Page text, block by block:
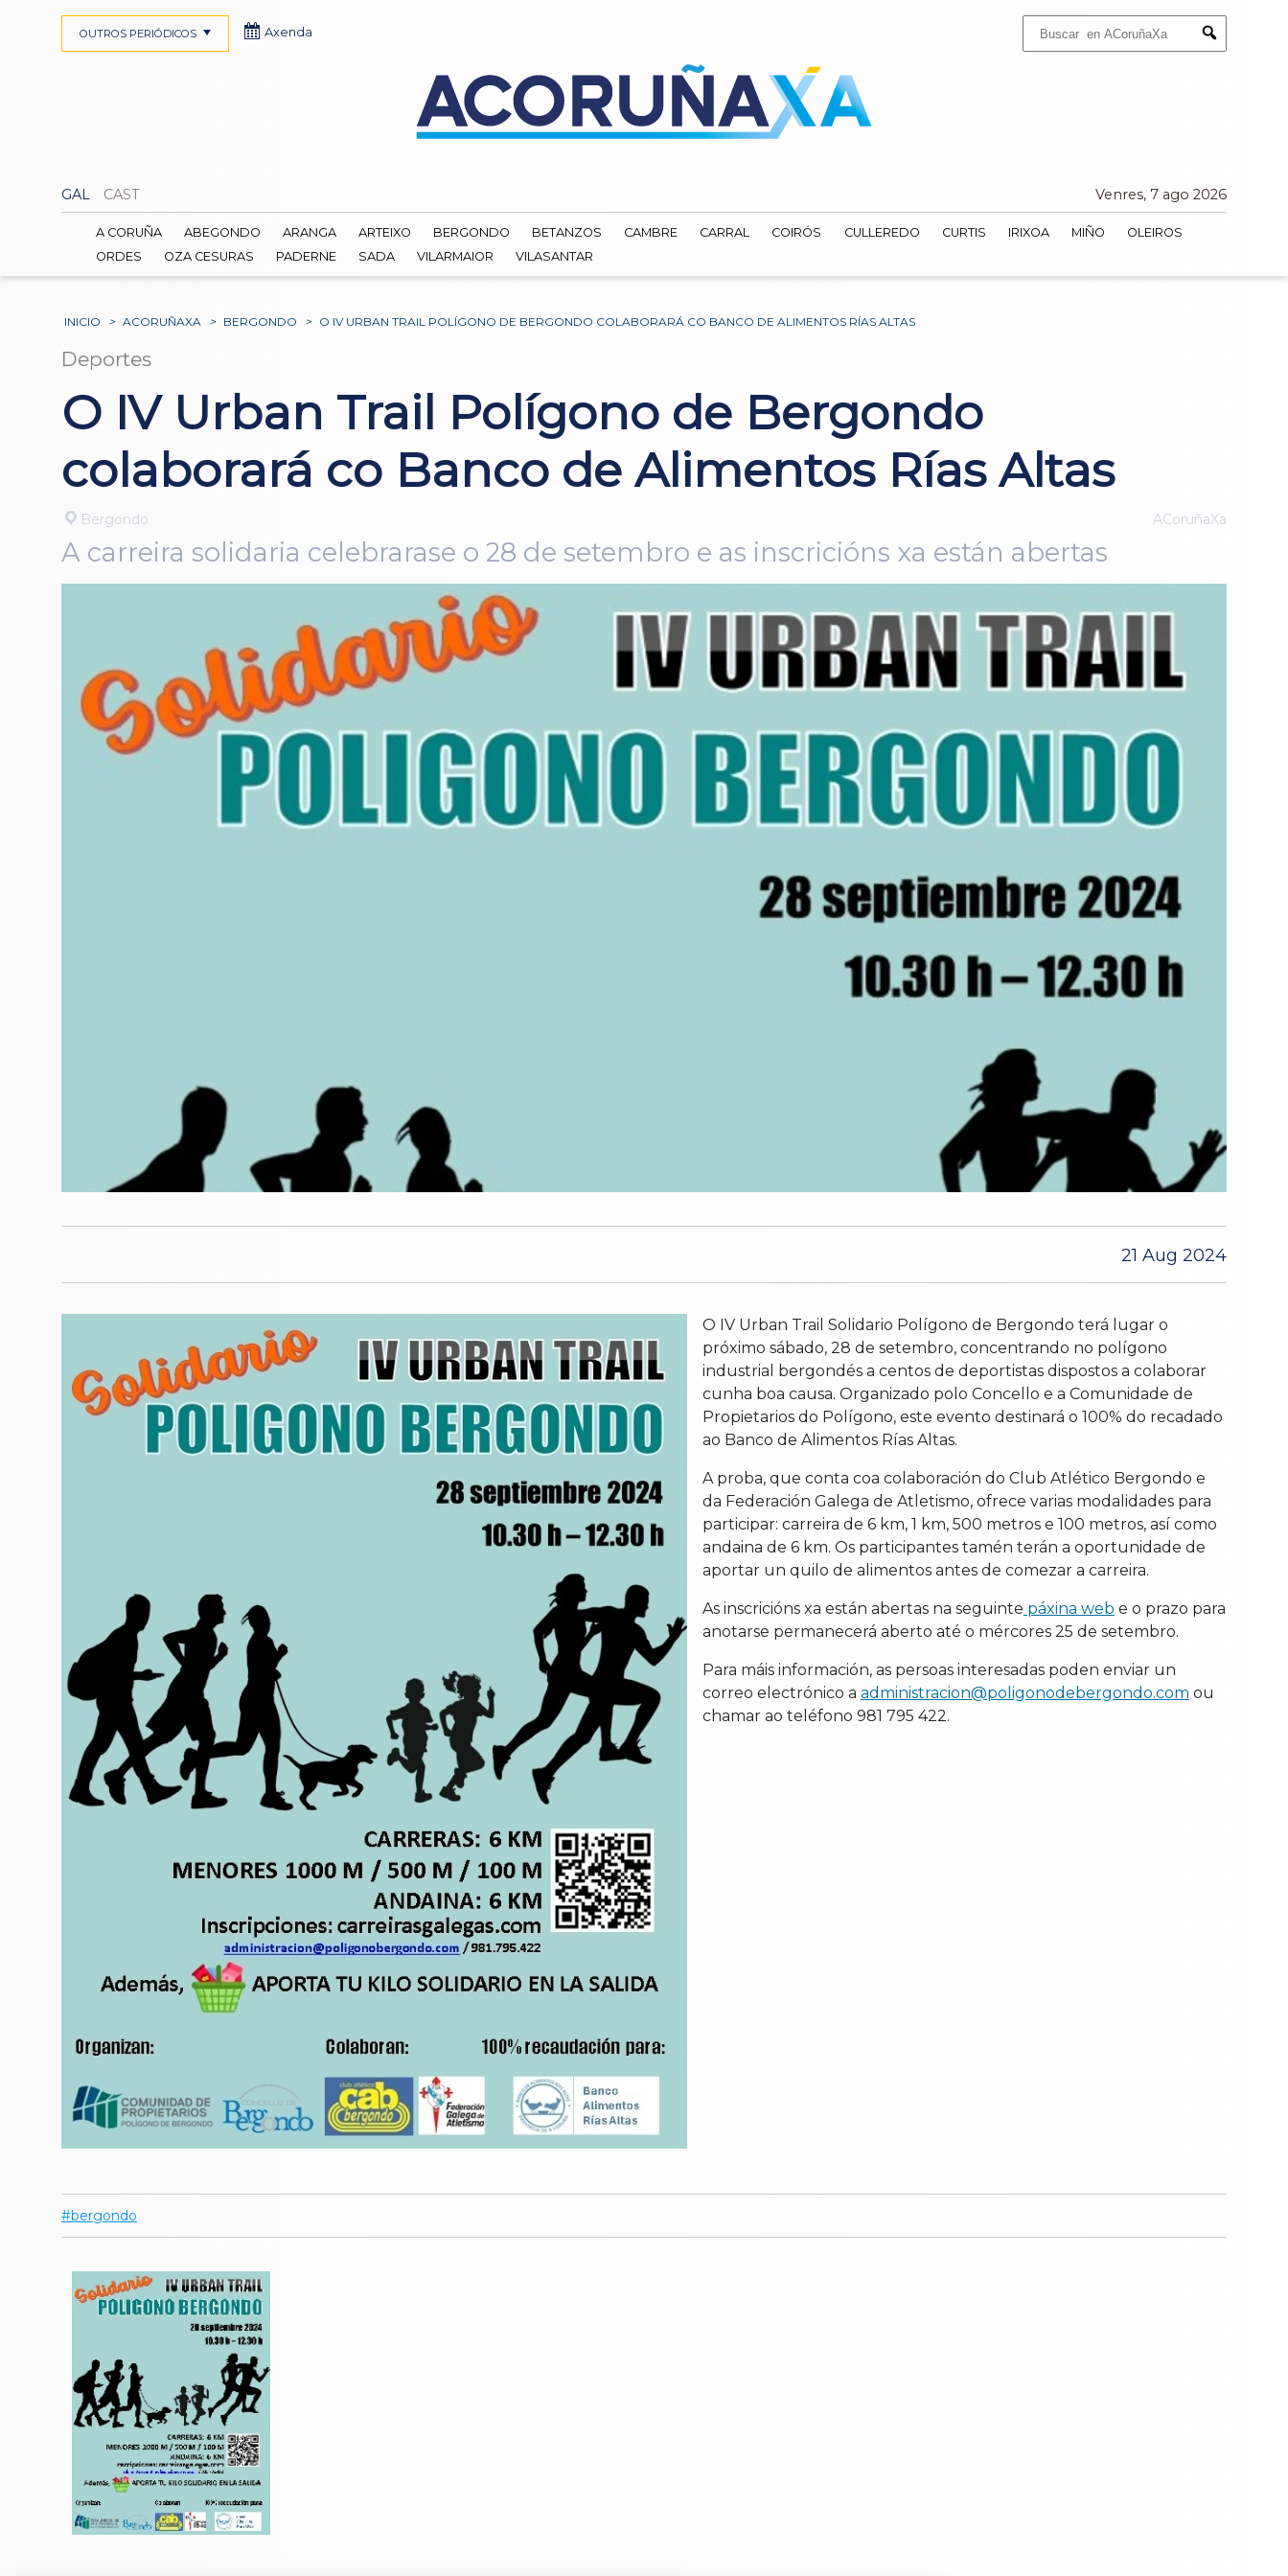
Submit
GAL CAST Venres, 7 ago 2026
OUTROS PERIÓDICOS Axenda
A CORUÑA ABEGONDO ARANGA ARTEIXO BERGONDO BETANZOS CAMBRE CARRAL COIRÓS CULLEREDO CURTIS IRIXOA MIÑO
OLEIROS
ORDES
OZA CESURAS PADERNE SADA VILARMAIOR VILASANTAR
INICIO > ACORUÑAXA > BERGONDO > O IV URBAN TRAIL POLÍGONO DE BERGONDO COLABORARÁ CO BANCO DE ALIMENTOS RÍAS ALTAS
Deportes
O IV Urban Trail Polígono de Bergondo
colaborará co Banco de Alimentos Rías Altas
Bergondo ACoruñaXa
A carreira solidaria celebrarase o 28 de setembro e as inscricións xa están abertas
21 Aug 2024
O IV Urban Trail Solidario Polígono de Bergondo terá lugar o
próximo sábado, 28 de setembro, concentrando no polígono
industrial bergondés a centos de deportistas dispostos a colaborar
cunha boa causa. Organizado polo Concello e a Comunidade de
Propietarios do Polígono, este evento destinará o 100% do recadado
ao Banco de Alimentos Rías Altas.
A proba, que conta coa colaboración do Club Atlético Bergondo e
da Federación Galega de Atletismo, ofrece varias modalidades para
participar: carreira de 6 km, 1 km, 500 metros e 100 metros, así como
andaina de 6 km. Os participantes tamén terán a oportunidade de
aportar un quilo de alimentos antes de comezar a carreira.
As inscricións xa están abertas na seguinte páxina web e o prazo para
anotarse permanecerá aberto até o mércores 25 de setembro.
Para máis información, as persoas interesadas poden enviar un
correo electrónico a administracion@poligonodebergondo.com ou
chamar ao teléfono 981 795 422.
bergondo